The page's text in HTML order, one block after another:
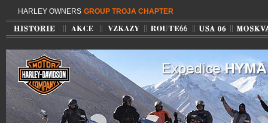
HARLEY OWNERS GROUP TROJA CHAPTER